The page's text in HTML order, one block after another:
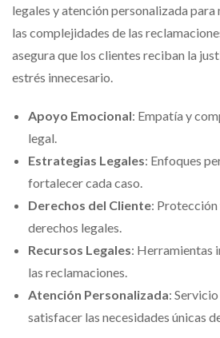
legales y atención personalizada
las complejidades de las
asegura que los clientes reciban la
estrés innecesario.
Apoyo Emocional: Empatía y
legal.
Estrategias Legales: Enfoques
fortalecer cada caso.
Derechos del Cliente:
derechos legales.
Recursos Legales: Herramientas
las reclamaciones.
Atención Personalizada:
satisfacer las necesidades únicas